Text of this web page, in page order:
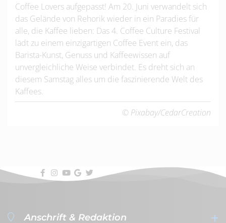
Coffee Lovers aufgepasst! Am 20. Juni verwandelt sich
das Gelände von Rehorik wieder in ein Paradies für
alle, die Kaffee lieben: Das 4. Coffee Culture Festival
lädt zu einem einzigartigen Coffee Event ein, das
Barista-Kunst, Genuss und Kaffeewissen auf
unvergleichliche Weise verbindet. Es dreht sich an
diesem Samstag alles um die faszinierende Welt des
Kaffees.
© Pixabay/CedarCreation
Anschrift & Redaktion